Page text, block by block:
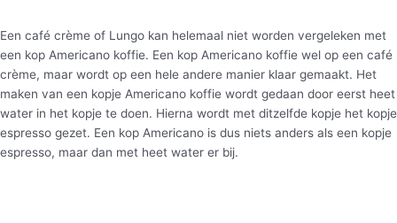
Een café crème of Lungo kan helemaal niet worden vergeleken met
een kop Americano koffie. Een kop Americano koffie wel op een café
crème, maar wordt op een hele andere manier klaar gemaakt. Het
maken van een kopje Americano koffie wordt gedaan door eerst heet
water in het kopje te doen. Hierna wordt met ditzelfde kopje het kopje
espresso gezet. Een kop Americano is dus niets anders als een kopje
espresso, maar dan met heet water er bij.